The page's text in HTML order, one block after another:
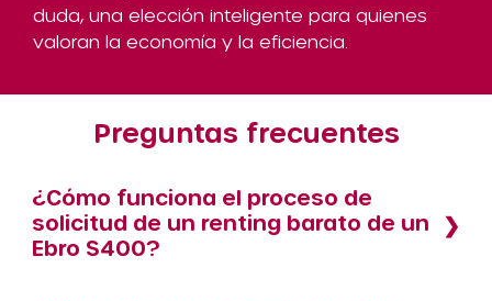
duda, una elección inteligente para quienes
valoran la economía y la eficiencia.
Preguntas frecuentes
¿Cómo funciona el proceso de
solicitud de un renting barato de un
Ebro S400?